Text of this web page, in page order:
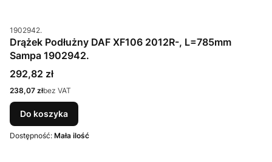
Kod produktu
1902942.
Drążek Podłużny DAF XF106 2012R-, L=785mm
Sampa 1902942.
Cena
292,82 zł
Cena
238,07 złbez VAT
Do koszyka
Dostępność: Mała ilość